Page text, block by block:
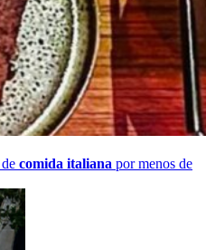
de comida italiana por menos de